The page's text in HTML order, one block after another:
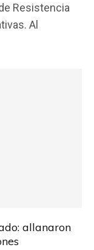
Resistencia
Al
allanaron